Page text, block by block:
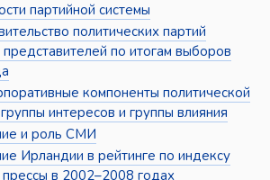
партийной системы
политических партий
по итогам выборов
компоненты политической
интересов и группы влияния
и роль СМИ
Ирландии в рейтинге по индексу
в 2002–2008 годах